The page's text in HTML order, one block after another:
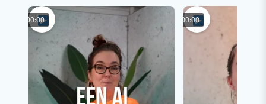
00:00 00:00